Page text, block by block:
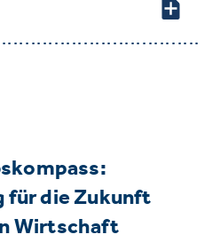
für die Zukunft
Wirtschaft